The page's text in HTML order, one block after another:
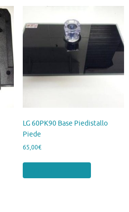
LG 60PK90 Base Piedistallo
Piede
65,00€